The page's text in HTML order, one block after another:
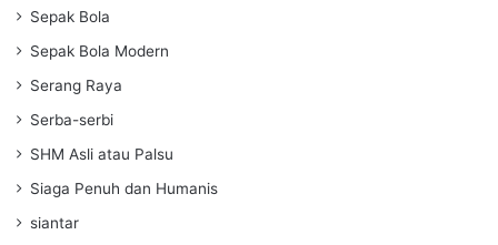
Sepak Bola
Sepak Bola Modern
Serang Raya
Serba-serbi
SHM Asli atau Palsu
Siaga Penuh dan Humanis
siantar